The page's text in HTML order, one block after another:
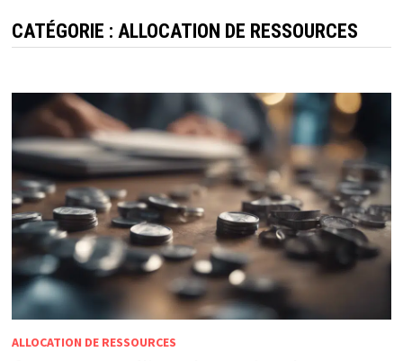
CATÉGORIE : ALLOCATION DE RESSOURCES
ALLOCATION DE RESSOURCES